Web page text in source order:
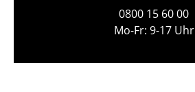
0800 15 60 00
Mo-Fr: 9-17 Uhr